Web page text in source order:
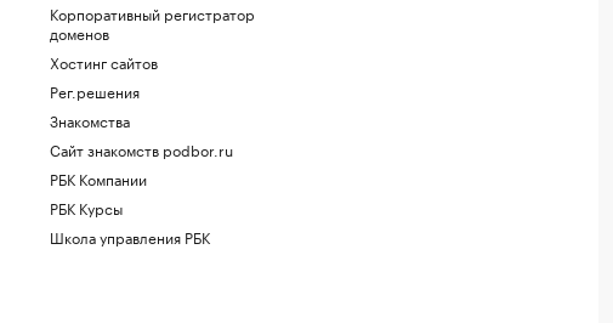
Корпоративный регистратор
доменов
Хостинг сайтов
Рег.решения
Знакомства
Сайт знакомств podbor.ru
РБК Компании
РБК Курсы
Школа управления РБК